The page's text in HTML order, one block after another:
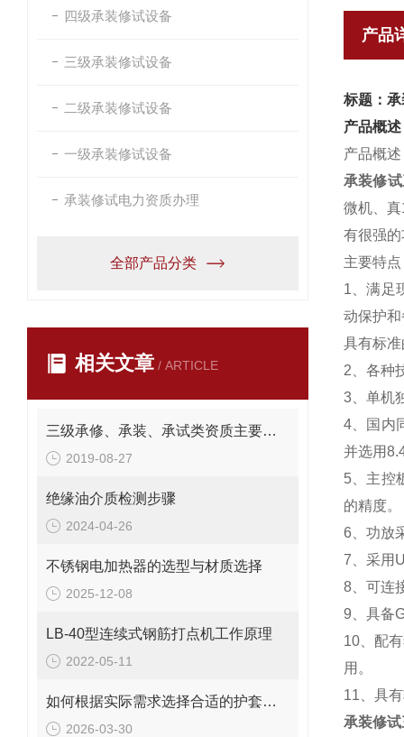
四级承装修试设备
三级承装修试设备
二级承装修试设备
一级承装修试设备
承装修试电力资质办理
全部产品分类
相关文章 / ARTICLE
三级承修、承装、承试类资质主要试验设备配置表
2019-08-27
绝缘油介质检测步骤
2024-04-26
不锈钢电加热器的选型与材质选择
2025-12-08
LB-40型连续式钢筋打点机工作原理
2022-05-11
如何根据实际需求选择合适的护套式电加热器
2026-03-30
产品
标题：
产品概述
产品概述
承装修
微机、
有很强
主要特点
1、满足
动保护
具有标
2、各种
3、单机
4、国内
并选用
5、主控
的精度。
6、功放
7、采用
8、可连
9、具备
10、配
用。
11、具
承装修